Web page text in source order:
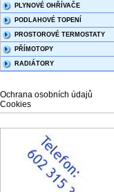
PLYNOVÉ OHŘÍVAČE
PODLAHOVÉ TOPENÍ
PROSTOROVÉ TERMOSTATY
PŘÍMOTOPY
RADIÁTORY
Ochrana osobních údajů
Cookies